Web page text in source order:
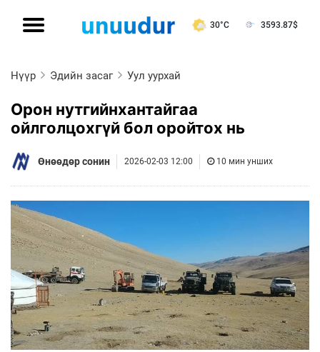
30°C 3593.87$
Нүүр Эдийн засаг Уул уурхай
Орон нутгийнхантайгаа
ойлголцохгүй бол оройтох нь
Өнөөдөр сонин 2026-02-03 12:00 10 мин унших